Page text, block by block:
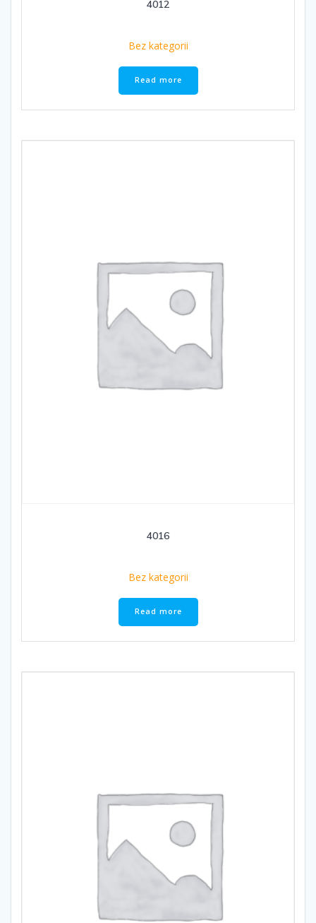
4012
Bez kategorii
Read more
4016
Bez kategorii
Read more